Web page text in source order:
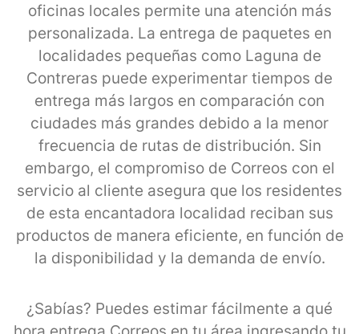
oficinas locales permite una atención más
personalizada. La entrega de paquetes en
localidades pequeñas como Laguna de
Contreras puede experimentar tiempos de
entrega más largos en comparación con
ciudades más grandes debido a la menor
frecuencia de rutas de distribución. Sin
embargo, el compromiso de Correos con el
servicio al cliente asegura que los residentes
de esta encantadora localidad reciban sus
productos de manera eficiente, en función de
la disponibilidad y la demanda de envío.
¿Sabías? Puedes estimar fácilmente a qué